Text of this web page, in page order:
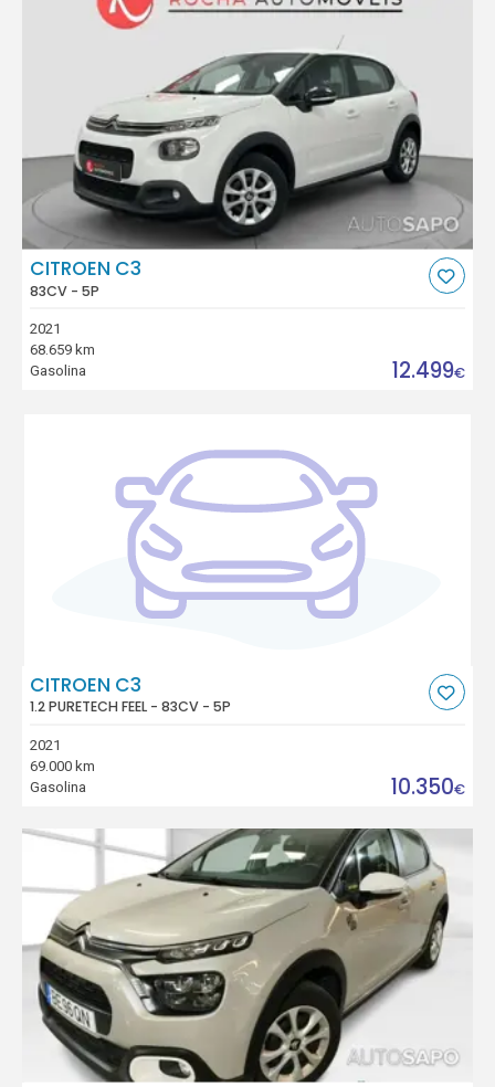
CITROEN C3
83CV - 5P
2021
68.659 km
Gasolina
12.499€
CITROEN C3
1.2 PURETECH FEEL - 83CV - 5P
2021
69.000 km
Gasolina
10.350€